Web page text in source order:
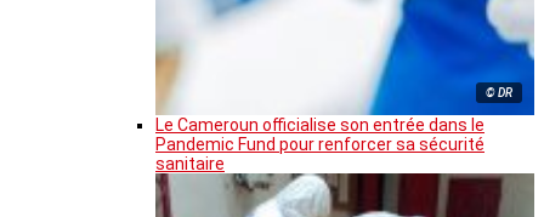
© DR
Le Cameroun officialise son entrée dans le
Pandemic Fund pour renforcer sa sécurité
sanitaire